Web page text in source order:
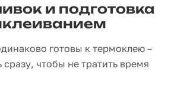
и подготовка
готовы к термоклею –
чтобы не тратить время